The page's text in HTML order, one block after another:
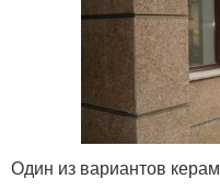
Один из вариантов